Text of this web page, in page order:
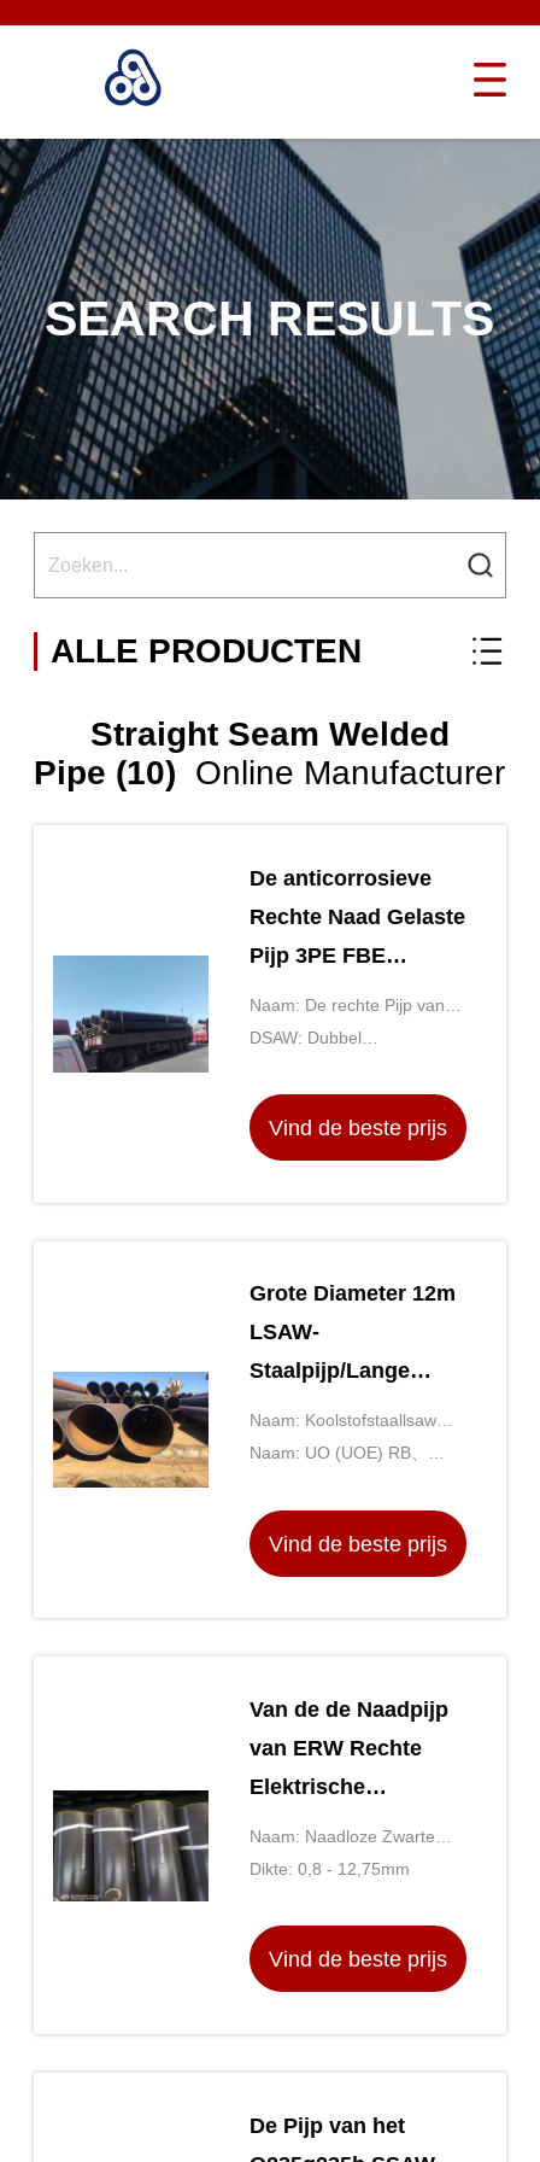
SEARCH RESULTS
ALLE PRODUCTEN
Straight Seam Welded
Pipe (10) Online Manufacturer
De anticorrosieve
Rechte Naad Gelaste
Pijp 3PE FBE
bedekte Chinese
Staalpijp met een
Naam: De rechte Pijp van
het Naadstaal
DSAW: Dubbel
boog
Vind de beste prijs
Grote Diameter 12m
LSAW-
Staalpijp/Lange
Rechte Naad laste
Staalpijp
Naam: Koolstofstaallsaw
Pijp
Naam: UO (UOE) RB、
Vind de beste prijs
Van de de Naadpijp
van ERW Rechte
Elektrische
Weerstand Gelaste
het Staalpijp DN6
Naam: Naadloze Zwarte
StaalpijpDikte: 0,8 - 12,75mm
Vind de beste prijs
De Pijp van het